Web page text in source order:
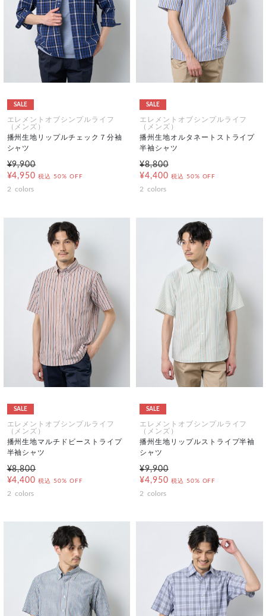
SALE
エレメントオブシンプルライフ
（メンズ）
播州生地リップルチェック７分袖
シャツ
¥9,900
¥4,950 税込 50% OFF
2 colors
SALE
エレメントオブシンプルライフ
（メンズ）
播州生地オルタネートストライプ
半袖シャツ
¥8,800
¥4,400 税込 50% OFF
2 colors
SALE
エレメントオブシンプルライフ
（メンズ）
播州生地マルチドビーストライプ
半袖シャツ
¥8,800
¥4,400 税込 50% OFF
2 colors
SALE
エレメントオブシンプルライフ
（メンズ）
播州生地リップルストライプ半袖
シャツ
¥9,900
¥4,950 税込 50% OFF
2 colors